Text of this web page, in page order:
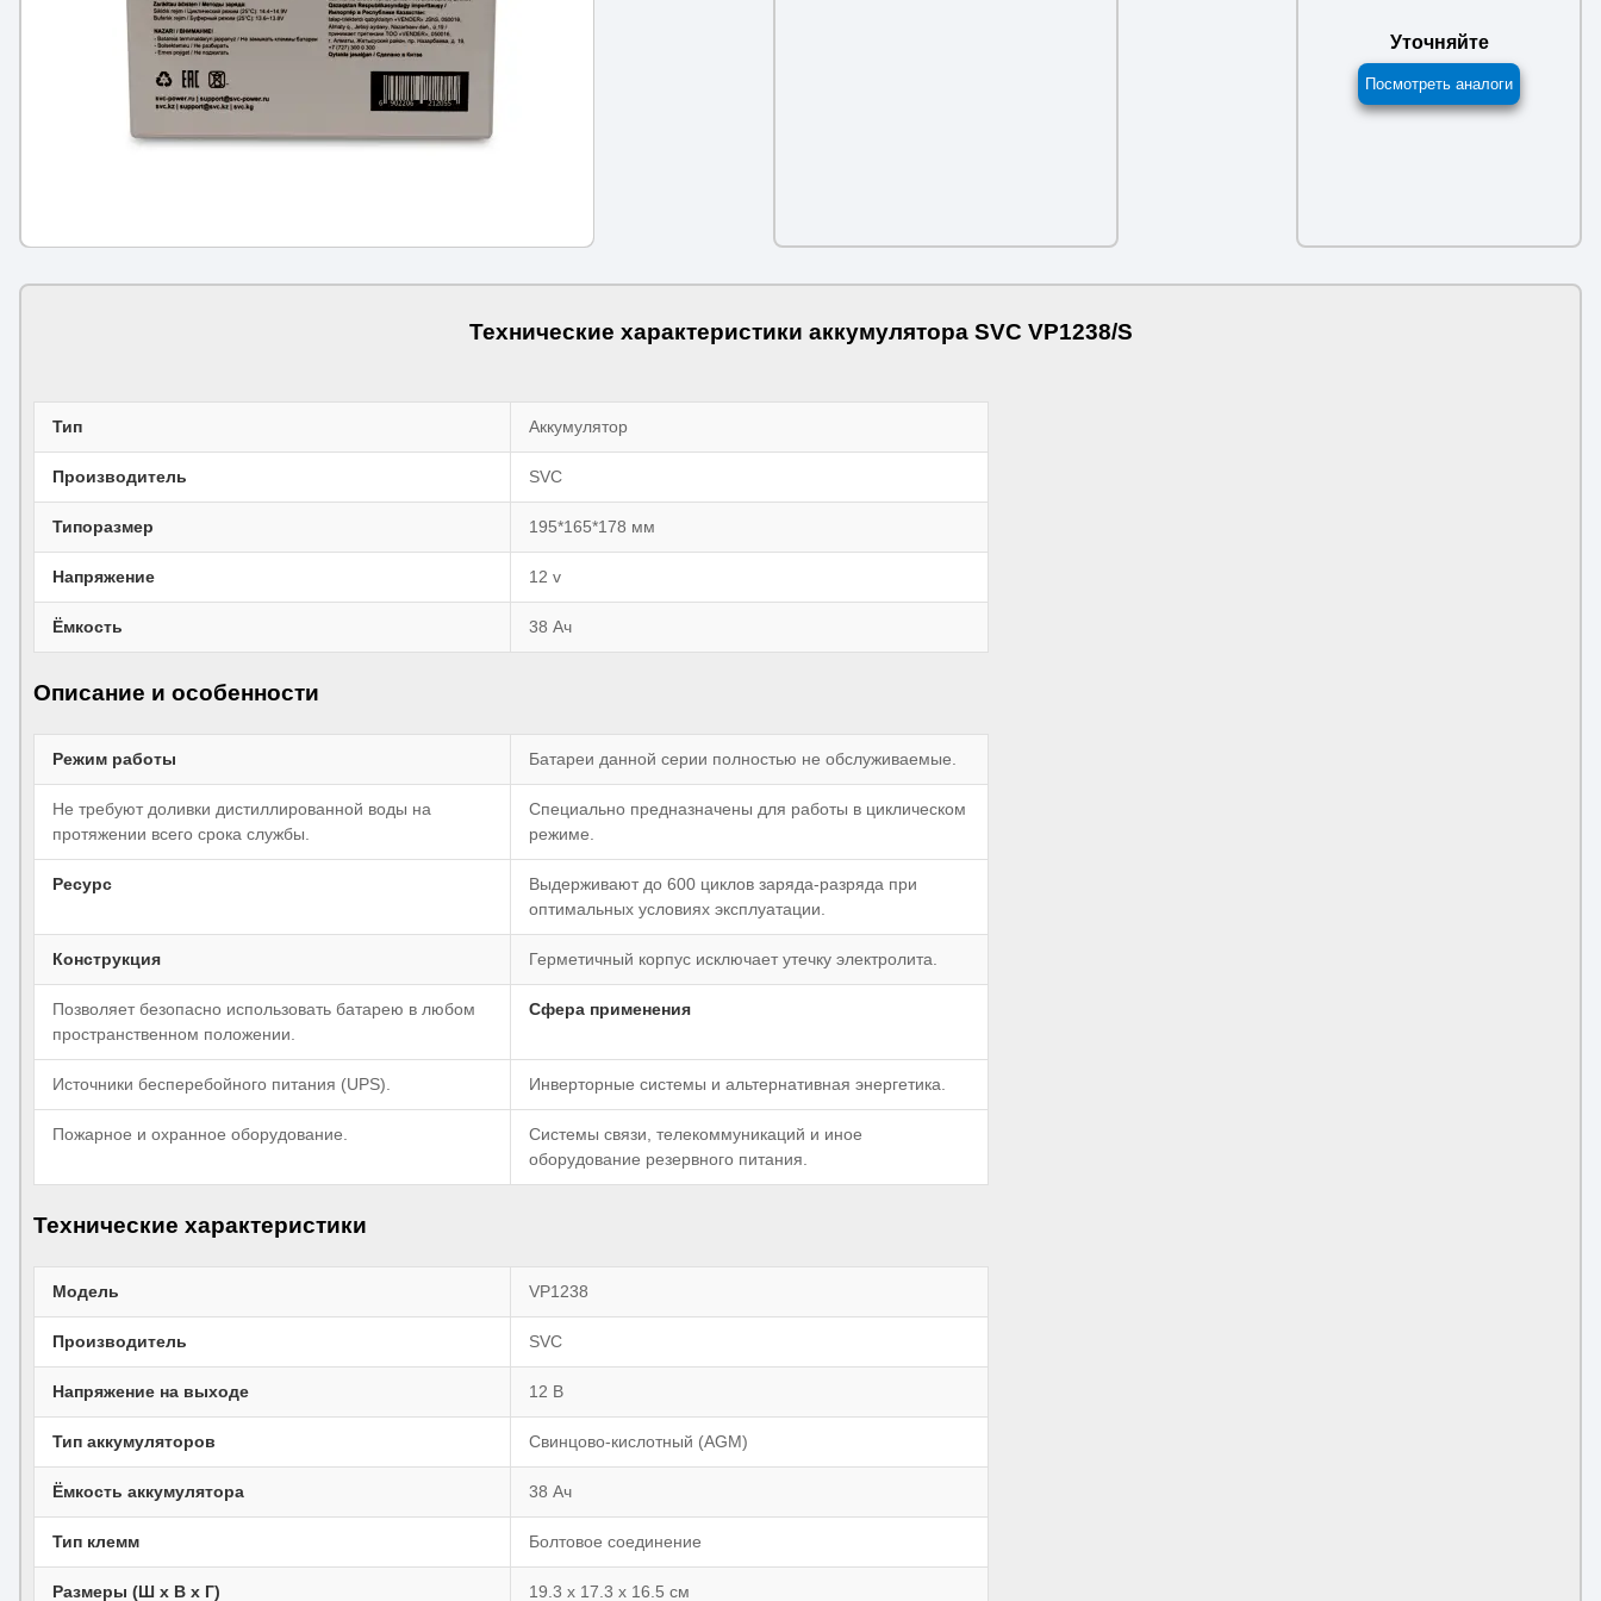
Уточняйте
Посмотреть аналоги
Технические характеристики аккумулятора SVC VP1238/S
Тип Аккумулятор
Производитель SVC
Типоразмер 195*165*178 мм
Напряжение 12 v
Ёмкость 38 Ач
Описание и особенности
Режим работы Батареи данной серии полностью не обслуживаемые.
Не требуют доливки дистиллированной воды на
протяжении всего срока службы.
Специально предназначены для работы в циклическом
режиме.
Ресурс
Выдерживают до 600 циклов заряда-разряда при
оптимальных условиях эксплуатации.
Конструкция Герметичный корпус исключает утечку электролита.
Позволяет безопасно использовать батарею в любом
пространственном положении.
Сфера применения
Источники бесперебойного питания (UPS). Инверторные системы и альтернативная энергетика.
Пожарное и охранное оборудование.
Системы связи, телекоммуникаций и иное
оборудование резервного питания.
Технические характеристики
Модель VP1238
Производитель SVC
Напряжение на выходе 12 В
Тип аккумуляторов Свинцово-кислотный (AGM)
Ёмкость аккумулятора 38 Ач
Тип клемм Болтовое соединение
Размеры (Ш х В х Г) 19.3 х 17.3 х 16.5 см